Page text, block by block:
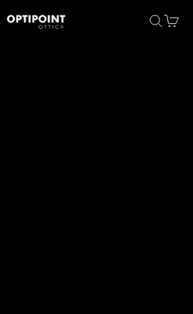
Optipoint - Lux S.r.l.
Cerca